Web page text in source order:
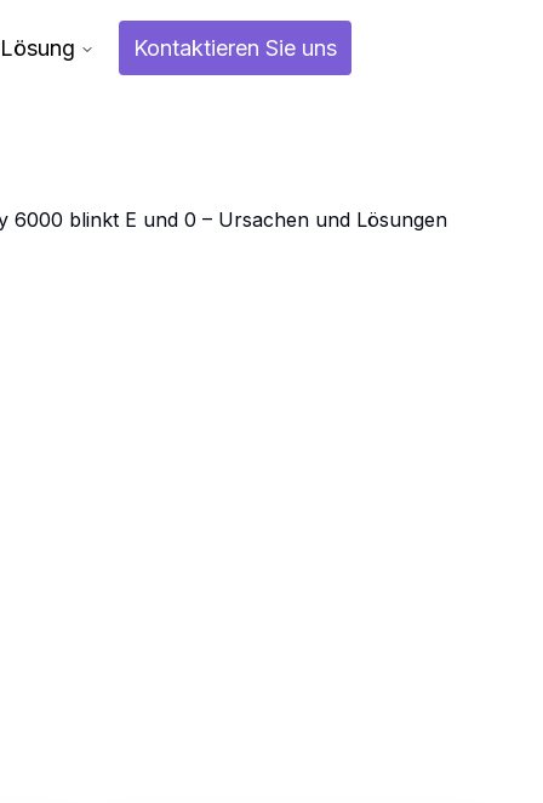
Lösung Kontaktieren Sie uns